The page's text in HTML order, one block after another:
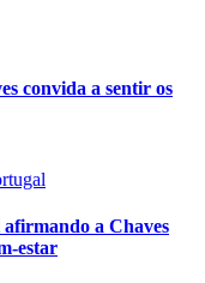
convida a sentir os
a Chaves
estar